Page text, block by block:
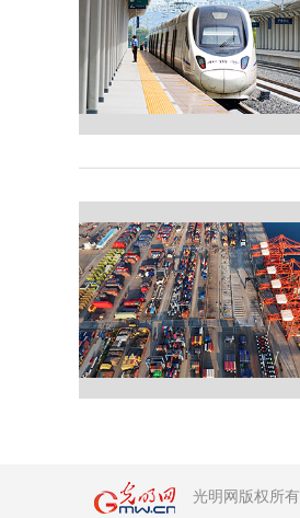
光明网版权所有